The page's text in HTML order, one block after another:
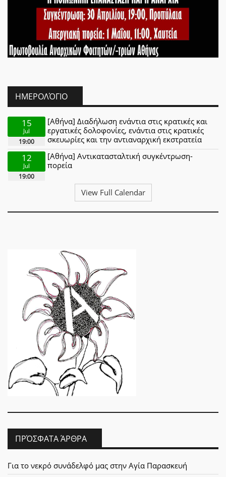
ΗΜΕΡΟΛΌΓΙΟ
15
Jul
19:00
[Αθήνα] Διαδήλωση ενάντια στις κρατικές και
εργατικές δολοφονίες, ενάντια στις κρατικές
σκευωρίες και την αντιαναρχική εκστρατεία
12
Jul
19:00
[Αθήνα] Αντικατασταλτική συγκέντρωση-
πορεία
View Full Calendar
ΠΡΌΣΦΑΤΑ ΆΡΘΡΑ
Για το νεκρό συνάδελφό μας στην Αγία Παρασκευή